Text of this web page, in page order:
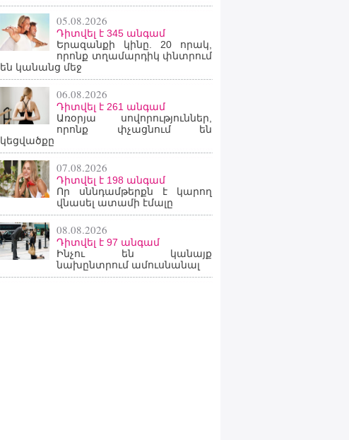
05.08.2026
Դիտվել է 345 անգամ
Երազանքի կինը. 20 որակ,
որոնք տղամարդիկ փնտրում
են կանանց մեջ
06.08.2026
Դիտվել է 261 անգամ
Առօրյա սովորություններ,
որոնք փչացնում են
կեցվածքը
07.08.2026
Դիտվել է 198 անգամ
Որ սննդամթերքն է կարող
վնասել ատամի էմալը
08.08.2026
Դիտվել է 97 անգամ
Ինչու են կանայք
նախընտրում ամուսնանալ